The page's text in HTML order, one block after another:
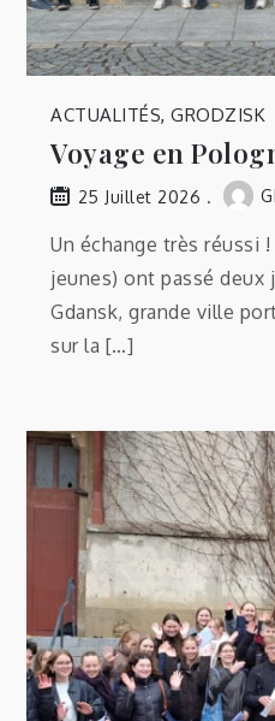
ACTUALITÉS,GRODZISK
Voyage en
25 Juillet 2026
Un échange très réussi
jeunes) ont passé deux
Gdansk, grande ville
sur la […]